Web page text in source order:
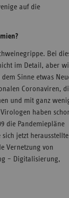
auf die
Bei
im Detail, aber
Sinne etwas
Coronaviren,
und mit ganz
haben
die Pandemiepläne
jetzt
Vernetzung von
– Digitalisierung,